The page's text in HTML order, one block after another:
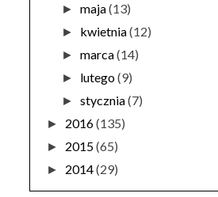
►maja(13)
► kwietnia(12)
►marca(14)
► lutego(9)
►stycznia(7)
► 2016(135)
► 2015(65)
► 2014(29)